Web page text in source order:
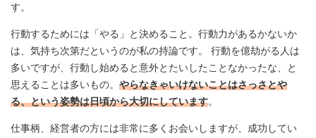
す。
行動するためには「やる」と決めること。行動力があるかないか
は、気持ち次第だというのが私の持論です。 行動を億劫がる人は
多いですが、行動し始めると意外とたいしたことなかったな、と
思えることは多いもの。 やらなきゃいけないことはさっさとや
る、という姿勢は日頃から大切にしています。
仕事柄、経営者の方には非常に多くお会いしますが、成功してい